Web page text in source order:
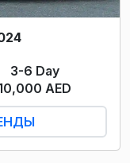
3-6 Day
AED